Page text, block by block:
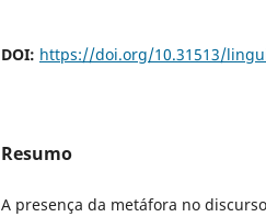
DOI: https://doi.org/10.31513/
Resumo
A presença da metáfora no